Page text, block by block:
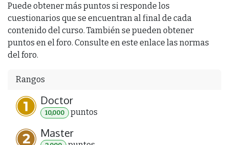
Puede obtener más puntos si responde los
cuestionarios que se encuentran al final de cada
contenido del curso. También se pueden obtener
puntos en el foro. Consulte en este enlace las normas
del foro.
Rangos
Doctor
10,000 puntos
Master